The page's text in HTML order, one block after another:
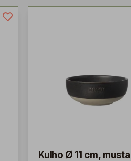
Kulho Ø 11 cm, musta